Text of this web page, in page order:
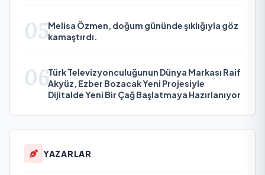
05Melisa Özmen, doğum gününde şıklığıyla göz
kamaştırdı.
06Türk Televizyonculuğunun Dünya Markası Raif
Akyüz, Ezber Bozacak Yeni Projesiyle
Dijitalde Yeni Bir Çağ Başlatmaya Hazırlanıyor
YAZARLAR